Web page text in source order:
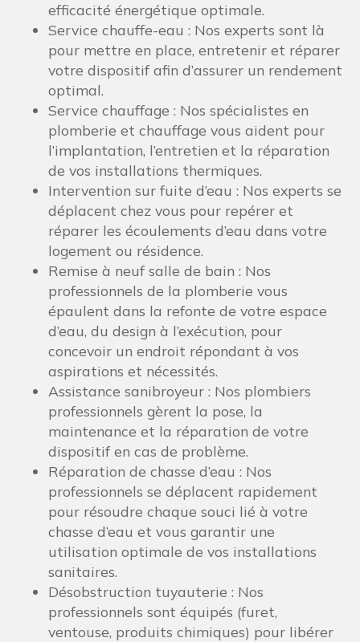
efficacité énergétique optimale.
Service chauffe-eau : Nos experts sont là
pour mettre en place, entretenir et réparer
votre dispositif afin d’assurer un rendement
optimal.
Service chauffage : Nos spécialistes en
plomberie et chauffage vous aident pour
l’implantation, l’entretien et la réparation
de vos installations thermiques.
Intervention sur fuite d’eau : Nos experts se
déplacent chez vous pour repérer et
réparer les écoulements d’eau dans votre
logement ou résidence.
Remise à neuf salle de bain : Nos
professionnels de la plomberie vous
épaulent dans la refonte de votre espace
d’eau, du design à l’exécution, pour
concevoir un endroit répondant à vos
aspirations et nécessités.
Assistance sanibroyeur : Nos plombiers
professionnels gèrent la pose, la
maintenance et la réparation de votre
dispositif en cas de problème.
Réparation de chasse d’eau : Nos
professionnels se déplacent rapidement
pour résoudre chaque souci lié à votre
chasse d’eau et vous garantir une
utilisation optimale de vos installations
sanitaires.
Désobstruction tuyauterie : Nos
professionnels sont équipés (furet,
ventouse, produits chimiques) pour libérer